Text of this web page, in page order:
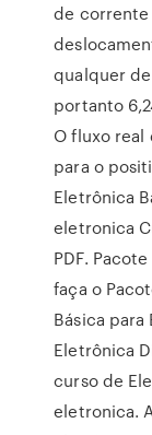
de corrente
qualquer
portanto
O fluxo
para o
Eletrônica
eletronica
PDF.
faça o
Básica
Eletrônica
curso de
eletronica.